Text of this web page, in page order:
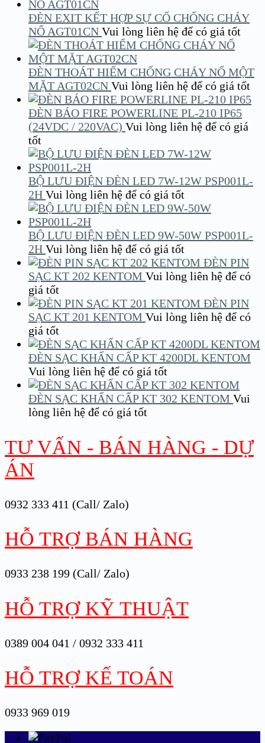
ĐÈN EXIT KẾT HỢP SỰ CỐ CHỐNG CHÁY
NỔ AGT01CN Vui lòng liên hệ để có giá tốt
ĐÈN THOÁT HIỂM CHỐNG CHÁY NỔ MỘT
MẶT AGT02CN Vui lòng liên hệ để có giá tốt
ĐÈN BÁO FIRE POWERLINE PL-210 IP65
(24VDC / 220VAC) Vui lòng liên hệ để có giá
tốt
BỘ LƯU ĐIỆN ĐÈN LED 7W-12W PSP001L-
2H Vui lòng liên hệ để có giá tốt
BỘ LƯU ĐIỆN ĐÈN LED 9W-50W PSP001L-
2H Vui lòng liên hệ để có giá tốt
ĐÈN PIN
SẠC KT 202 KENTOM Vui lòng liên hệ để có
giá tốt
ĐÈN PIN
SẠC KT 201 KENTOM Vui lòng liên hệ để có
giá tốt
ĐÈN SẠC KHẨN CẤP KT 4200DL KENTOM
Vui lòng liên hệ để có giá tốt
ĐÈN SẠC KHẨN CẤP KT 302 KENTOM Vui
lòng liên hệ để có giá tốt
TƯ VẤN - BÁN HÀNG - DỰ
ÁN
0932 333 411 (Call/ Zalo)
HỖ TRỢ BÁN HÀNG
0933 238 199 (Call/ Zalo)
HỖ TRỢ KỸ THUẬT
0389 004 041 / 0932 333 411
HỖ TRỢ KẾ TOÁN
0933 969 019